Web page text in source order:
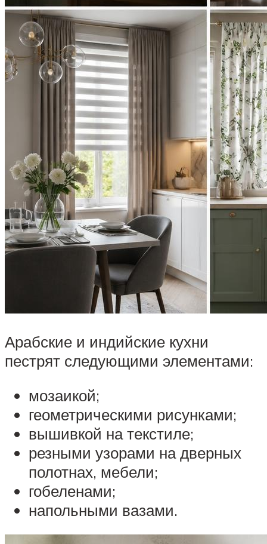
Арабские и индийские кухни
пестрят следующими элементами:
мозаикой;
геометрическими рисунками;
вышивкой на текстиле;
резными узорами на дверных
полотнах, мебели;
гобеленами;
напольными вазами.